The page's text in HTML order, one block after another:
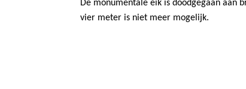
De monumentale eik is doodgegaan aan
vier meter is niet meer mogelijk.